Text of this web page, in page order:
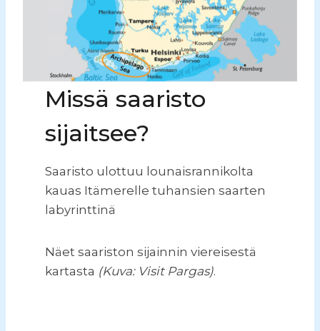
Missä saaristo
sijaitsee?
Saaristo ulottuu lounaisrannikolta
kauas Itämerelle tuhansien saarten
labyrinttinä
Näet saariston sijainnin viereisestä
kartasta (Kuva: Visit Pargas).